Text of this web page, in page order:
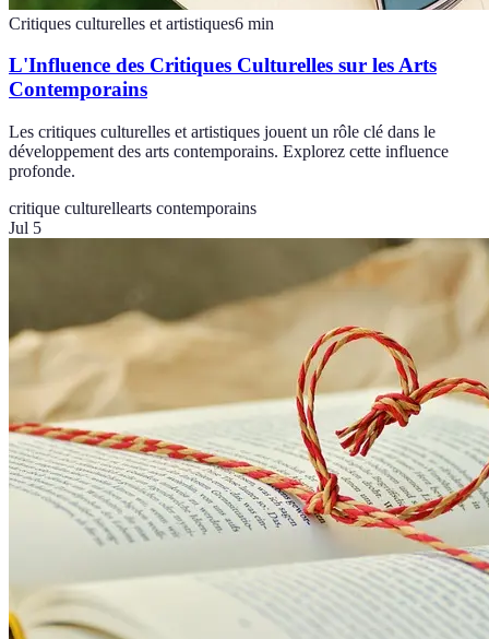
Critiques culturelles et artistiques6 min
L'Influence des Critiques Culturelles sur les Arts
Contemporains
Les critiques culturelles et artistiques jouent un rôle clé dans le
développement des arts contemporains. Explorez cette influence
profonde.
critique culturellearts contemporains
Jul 5